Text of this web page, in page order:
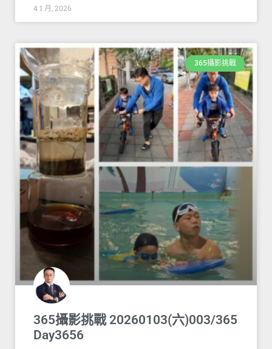
4 1 月, 2026
365攝影挑戰
365攝影挑戰 20260103(六)003/365
Day3656